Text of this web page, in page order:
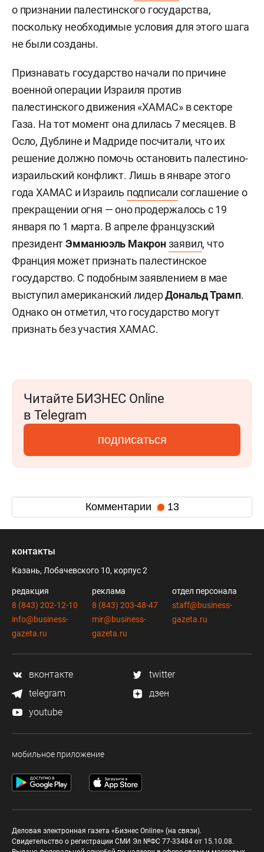
о признании палестинского государства,
поскольку необходимые условия для этого шага
не были созданы.
Признавать государство начали по причине
военной операции Израиля против
палестинского движения «ХАМАС» в секторе
Газа. На тот момент она длилась 7 месяцев. В
Осло, Дублине и Мадриде посчитали, что их
решение должно помочь остановить палестино-
израильский конфликт. Лишь в январе этого
года ХАМАС и Израиль подписали соглашение о
прекращении огня — оно продержалось с 19
января по 1 марта. В апреле французский
президентЭмманюэль Макронзаявил, что
Франция может признать палестинское
государство. С подобным заявлением в мае
выступил американский лидерДональд Трамп.
Однако он отметил, что государство могут
признать без участия ХАМАС.
Читайте БИЗНЕС Online
в Telegram
подписаться
Комментарии 13
контакты
Казань, Лобачевского 10, корпус 2
редакция
8 (843) 202-12-10
info@business-
gazeta.ru
реклама
8 (843) 203-48-47
mir@business-
gazeta.ru
отдел персонала
staff@business-
gazeta.ru
вконтакте
twitter
telegram
дзен
youtube
мобильное приложение
Деловая электронная газета «Бизнес Online» (на связи).
Свидетельство о регистрации СМИ Эл №ФС 77-33484 от 15.10.08.